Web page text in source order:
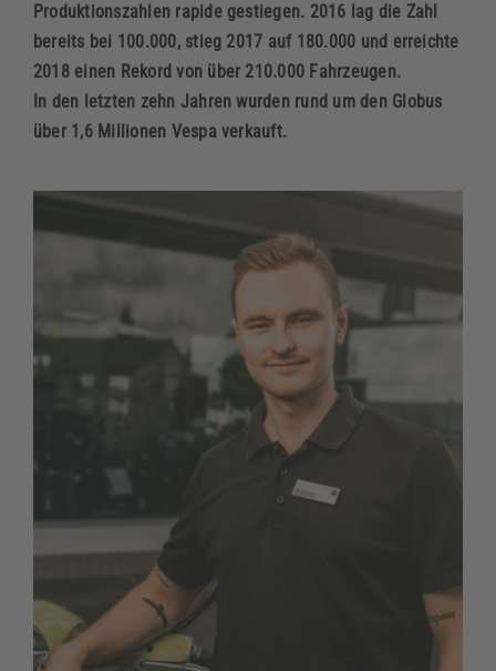
Produktionszahlen rapide gestiegen. 2016 lag die Zahl
bereits bei 100.000, stieg 2017 auf 180.000 und erreichte
2018 einen Rekord von über 210.000 Fahrzeugen.
In den letzten zehn Jahren wurden rund um den Globus
über 1,6 Millionen Vespa verkauft.